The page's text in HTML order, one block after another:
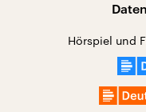
Hörspiel und